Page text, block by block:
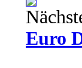
Euro